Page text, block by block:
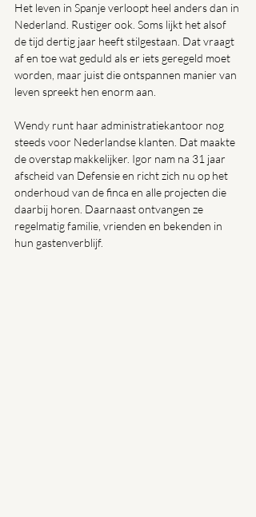
Het leven in Spanje verloopt heel anders dan in
Nederland. Rustiger ook. Soms lijkt het alsof
de tijd dertig jaar heeft stilgestaan. Dat vraagt
af en toe wat geduld als er iets geregeld moet
worden, maar juist die ontspannen manier van
leven spreekt hen enorm aan.
Wendy runt haar administratiekantoor nog
steeds voor Nederlandse klanten. Dat maakte
de overstap makkelijker. Igor nam na 31 jaar
afscheid van Defensie en richt zich nu op het
onderhoud van de finca en alle projecten die
daarbij horen. Daarnaast ontvangen ze
regelmatig familie, vrienden en bekenden in
hun gastenverblijf.